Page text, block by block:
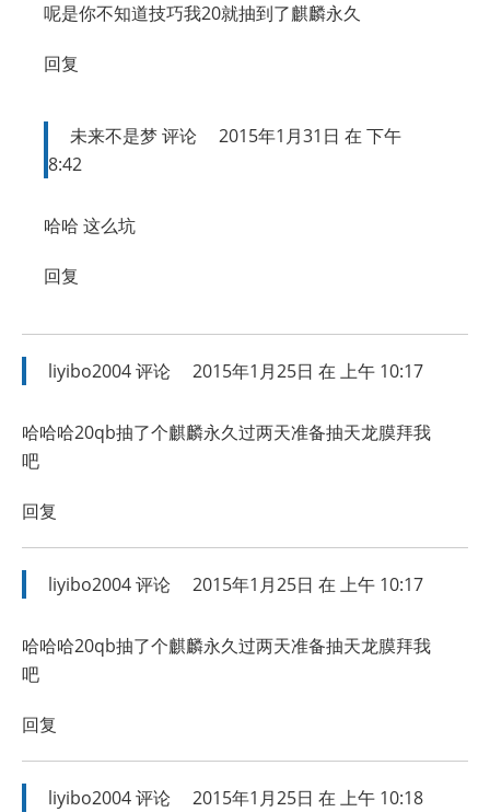
呢是你不知道技巧我20就抽到了麒麟永久
回复
未来不是梦评论
2015年1月31日 在 下午
8:42
哈哈 这么坑
回复
liyibo2004评论 2015年1月25日 在 上午 10:17
哈哈哈20qb抽了个麒麟永久过两天准备抽天龙膜拜我
吧
回复
liyibo2004评论 2015年1月25日 在 上午 10:17
哈哈哈20qb抽了个麒麟永久过两天准备抽天龙膜拜我
吧
回复
liyibo2004评论 2015年1月25日 在 上午 10:18